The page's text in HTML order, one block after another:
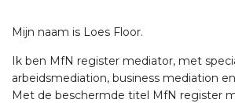
Mijn naam is Loes Floor.
Ik ben MfN register mediator, met
arbeidsmediation, business mediation
Met de beschermde titel MfN register